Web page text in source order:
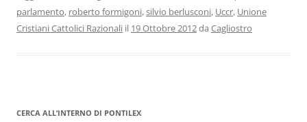
parlamento, roberto formigoni,silvio berlusconi, Uccr, Unione
Cristiani Cattolici Razionali il 19 Ottobre 2012da Cagliostro
CERCA ALL’INTERNO DI PONTILEX